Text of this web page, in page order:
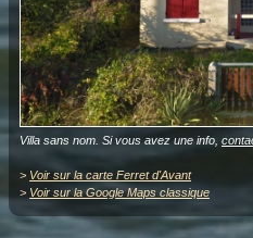
Villa sans nom. Si vous avez une info,
> Voir sur la carte Ferret d'Avant
> Voir sur la Google Maps classique